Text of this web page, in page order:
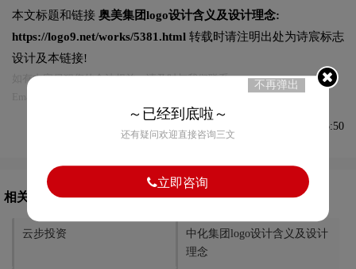
本文标题和链接 奥美集团logo设计含义及设计理念:
https://logo9.net/works/5381.html 转载时请注明出处为诗宸标志
设计及本链接!
如有内容侵犯您的合法权益，请及时与我们联系
发布于2021-08-24 08:55:50
相关文章推荐
云步投资
中化集团logo设计含义及设计
理念
不再弹出
～已经到底啦～
还有疑问欢迎直接咨询三文
立即咨询